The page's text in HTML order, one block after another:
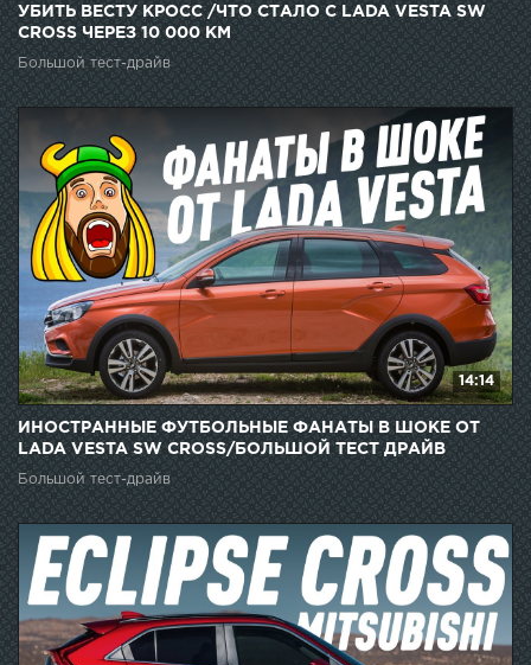
УБИТЬ ВЕСТУ КРОСС /ЧТО СТАЛО С LADA VESTA SW
CROSS ЧЕРЕЗ 10 000 КМ
Большой тест-драйв
14:14
ИНОСТРАННЫЕ ФУТБОЛЬНЫЕ ФАНАТЫ В ШОКЕ ОТ
LADA VESTA SW CROSS/БОЛЬШОЙ ТЕСТ ДРАЙВ
Большой тест-драйв